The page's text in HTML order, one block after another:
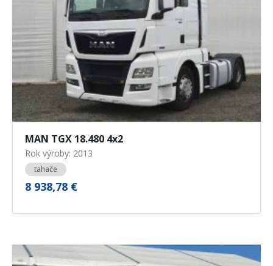
MAN TGX 18.480 4x2
Rok výroby: 2013
tahače
8 938,78 €